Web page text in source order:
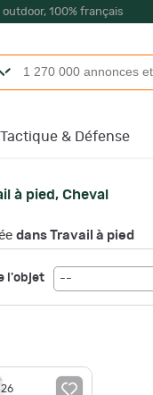
100% français
Tactique & Défense
à pied, Cheval
dans Travail à pied
l'objet --